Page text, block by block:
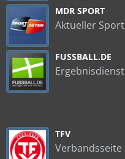
MDR SPORT
Aktueller Sport
FUSSBALL.DE
Ergebnisdienst
TFV
Verbandsseite